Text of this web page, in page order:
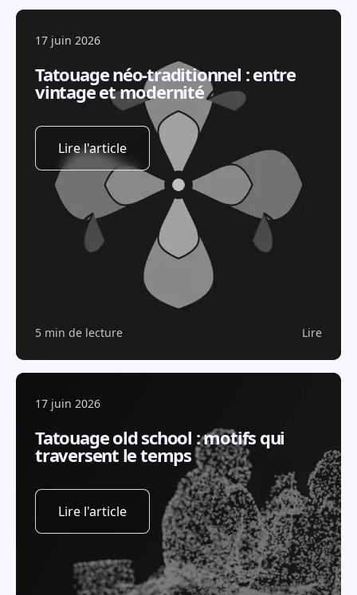
17 juin 2026
Tatouage néo-traditionnel : entre
vintage et modernité
Lire l'article
5 min de lecture Lire
17 juin 2026
Tatouage old school : motifs qui
traversent le temps
Lire l'article